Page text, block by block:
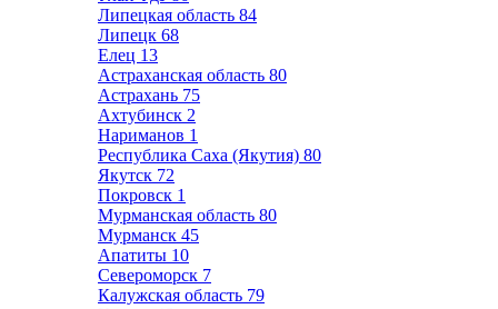
Липецкая область 84
Липецк 68
Елец 13
Астраханская область 80
Астрахань 75
Ахтубинск 2
Нариманов 1
Республика Саха (Якутия) 80
Якутск 72
Покровск 1
Мурманская область 80
Мурманск 45
Апатиты 10
Североморск 7
Калужская область 79